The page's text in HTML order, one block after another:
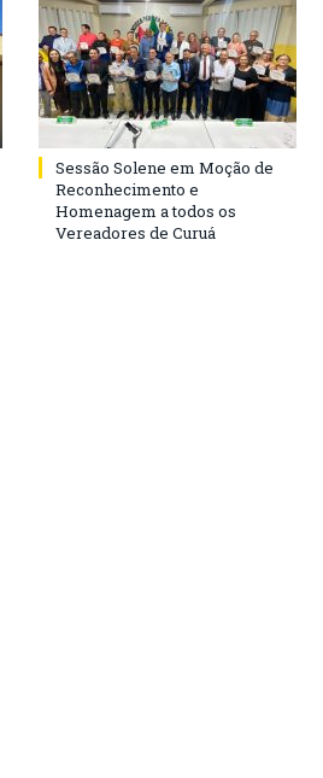
Sessão Solene em Moção de
Reconhecimento e
Homenagem a todos os
Vereadores de Curuá